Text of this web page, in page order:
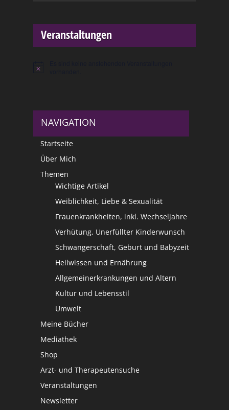
Veranstaltungen
Hinweis
NAVIGATION
Startseite
Über Mich
Themen
Wichtige Artikel
Weiblichkeit, Liebe & Sexualität
Frauenkrankheiten, inkl. Wechseljahre
Verhütung, Unerfüllter Kinderwunsch
Schwangerschaft, Geburt und Babyzeit
Heilwissen und Ernährung
Allgemeinerkrankungen und Altern
Kultur und Lebensstil
Umwelt
Meine Bücher
Mediathek
Shop
Arzt- und Therapeutensuche
Veranstaltungen
Newsletter